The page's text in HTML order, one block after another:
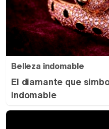
Belleza indomable
El diamante que
indomable